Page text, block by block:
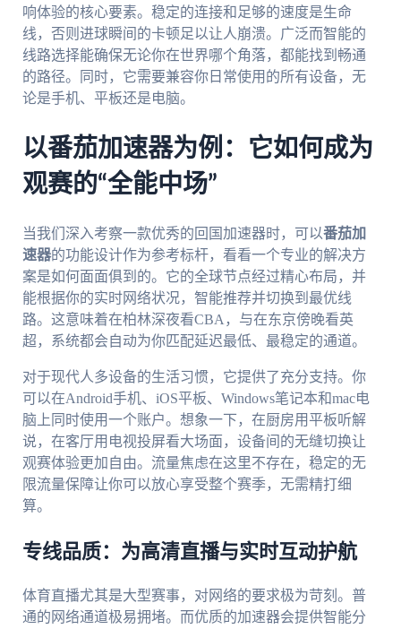
响体验的核心要素。稳定的连接和足够的速度是生命
线，否则进球瞬间的卡顿足以让人崩溃。广泛而智能的
线路选择能确保无论你在世界哪个角落，都能找到畅通
的路径。同时，它需要兼容你日常使用的所有设备，无
论是手机、平板还是电脑。
以番茄加速器为例：它如何成为
观赛的“全能中场”
当我们深入考察一款优秀的回国加速器时，可以番茄加
速器的功能设计作为参考标杆，看看一个专业的解决方
案是如何面面俱到的。它的全球节点经过精心布局，并
能根据你的实时网络状况，智能推荐并切换到最优线
路。这意味着在柏林深夜看CBA，与在东京傍晚看英
超，系统都会自动为你匹配延迟最低、最稳定的通道。
对于现代人多设备的生活习惯，它提供了充分支持。你
可以在Android手机、iOS平板、Windows笔记本和mac电
脑上同时使用一个账户。想象一下，在厨房用平板听解
说，在客厅用电视投屏看大场面，设备间的无缝切换让
观赛体验更加自由。流量焦虑在这里不存在，稳定的无
限流量保障让你可以放心享受整个赛季，无需精打细
算。
专线品质：为高清直播与实时互动护航
体育直播尤其是大型赛事，对网络的要求极为苛刻。普
通的网络通道极易拥堵。而优质的加速器会提供智能分